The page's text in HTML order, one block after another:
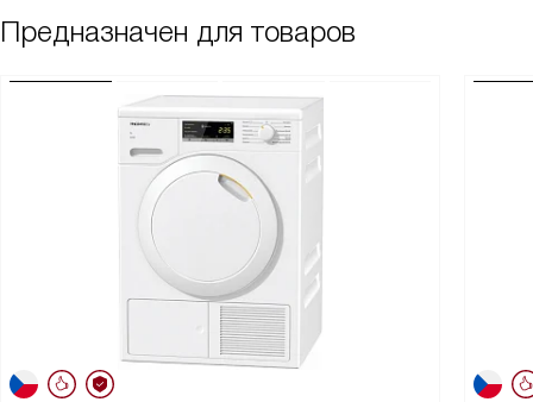
Пользоваться просто, результат радует
Предназначен для товаров